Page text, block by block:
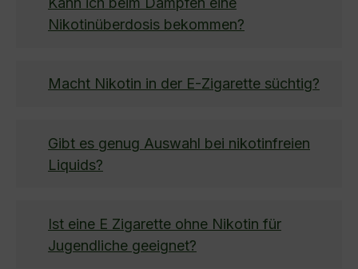
Nikotinüberdosis bekommen?
Macht Nikotin in der E-Zigarette süchtig?
Gibt es genug Auswahl bei nikotinfreien
Liquids?
Ist eine E Zigarette ohne Nikotin für
Jugendliche geeignet?